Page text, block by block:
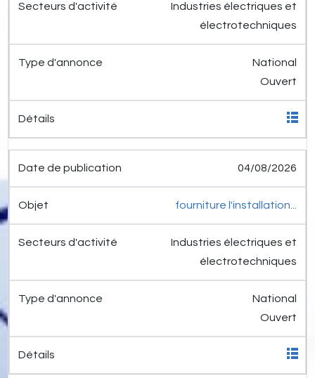
Industries électriques et
électrotechniques
National
Ouvert
04/08/2026
fourniture l'installation...
Industries électriques et
électrotechniques
National
Ouvert